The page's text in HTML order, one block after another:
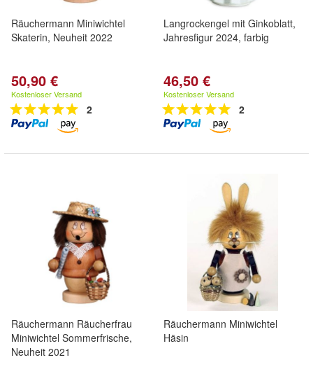
Räuchermann Miniwichtel
Skaterin, Neuheit 2022
50,90 €
Kostenloser Versand
2
Langrockengel mit Ginkoblatt,
Jahresfigur 2024, farbig
46,50 €
Kostenloser Versand
2
Räuchermann Räucherfrau
Miniwichtel Sommerfrische,
Neuheit 2021
Räuchermann Miniwichtel
Häsin